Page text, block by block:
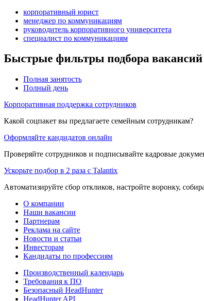
корпоративный юрист
менеджер по коммуникациям
руководитель корпоративного университета
специалист по коммуникациям
Быстрые фильтры подбора вакансий
Полная занятость
Полный день
Корпоративная поддержка сотрудников
Какой соцпакет вы предлагаете семейным сотрудникам?
Оформляйте кандидатов онлайн
Проверяйте сотрудников и подписывайте кадровые
Ускорьте подбор в 2 раза с Talantix
Автоматизируйте сбор откликов, настройте воронку,
О компании
Наши вакансии
Партнерам
Реклама на сайте
Новости и статьи
Инвесторам
Кандидаты по профессиям
Производственный календарь
Требования к ПО
Безопасный HeadHunter
HeadHunter API